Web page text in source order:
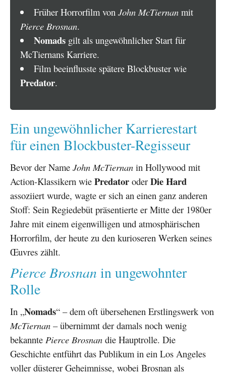
Früher Horrorfilm von John McTiernanmit
Pierce Brosnan.
Nomadsgilt als ungewöhnlicher Start für
McTiernans Karriere.
Film beeinflusste spätere Blockbuster wie
Predator.
Ein ungewöhnlicher Karrierestart
für einen Blockbuster-Regisseur
Bevor der Name John McTiernan in Hollywood mit
Action-Klassikern wie Predator oder Die Hard
assoziiert wurde, wagte er sich an einen ganz anderen
Stoff: Sein Regiedebüt präsentierte er Mitte der 1980er
Jahre mit einem eigenwilligen und atmosphärischen
Horrorfilm, der heute zu den kurioseren Werken seines
Œuvres zählt.
Pierce Brosnan in ungewohnter
Rolle
In „Nomads“ – dem oft übersehenen Erstlingswerk von
McTiernan – übernimmt der damals noch wenig
bekannte Pierce Brosnan die Hauptrolle. Die
Geschichte entführt das Publikum in ein Los Angeles
voller düsterer Geheimnisse, wobei Brosnan als